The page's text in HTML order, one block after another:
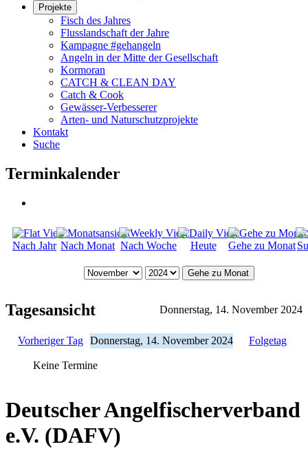
Projekte
Fisch des Jahres
Flusslandschaft der Jahre
Kampagne #gehangeln
Angeln in der Mitte der Gesellschaft
Kormoran
CATCH & CLEAN DAY
Catch & Cook
Gewässer-Verbesserer
Arten- und Naturschutzprojekte
Kontakt
Suche
Terminkalender
Nach Jahr Nach Monat Nach Woche Heute Gehe zu Monat
Gehe zu Monat
Tagesansicht Donnerstag, 14. November 2024
Vorheriger Tag Donnerstag, 14. November 2024 Folgetag
Keine Termine
Deutscher Angelfischerverband
e.V. (DAFV)